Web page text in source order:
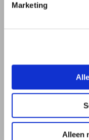
Marketing
Alleen
Stichting en
Stichting